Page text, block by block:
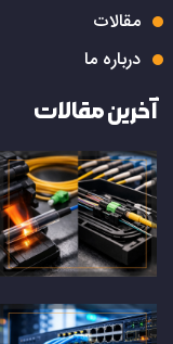
مقالات
درباره ما
آخرین مقالات